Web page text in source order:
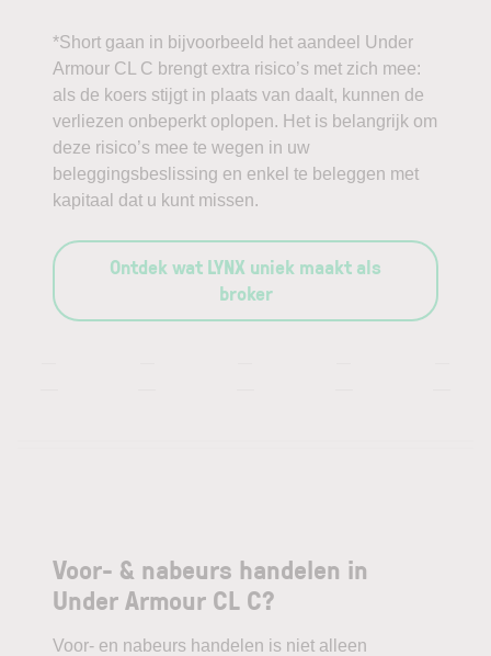
*Short gaan in bijvoorbeeld het aandeel Under
Armour CL C brengt extra risico’s met zich mee:
als de koers stijgt in plaats van daalt, kunnen de
verliezen onbeperkt oplopen. Het is belangrijk om
deze risico’s mee te wegen in uw
beleggingsbeslissing en enkel te beleggen met
kapitaal dat u kunt missen.
Ontdek wat LYNX uniek maakt als
broker
Voor- & nabeurs handelen in
Under Armour CL C?
Voor- en nabeurs handelen is niet alleen